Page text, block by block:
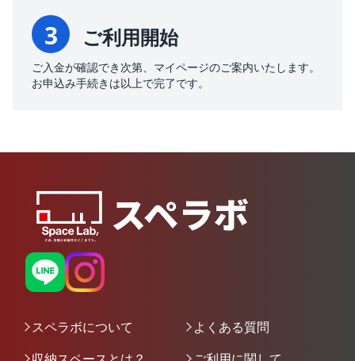
3 ご利用開始
ご入金が確認でき次第、マイページのご案内いたします。
お申込み手続きは以上で完了です。
スペラボについて
よくある質問